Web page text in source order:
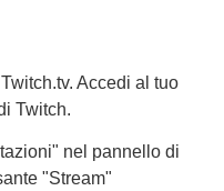
Accedi al tuo
Twitch.
nel pannello di
"Stream"